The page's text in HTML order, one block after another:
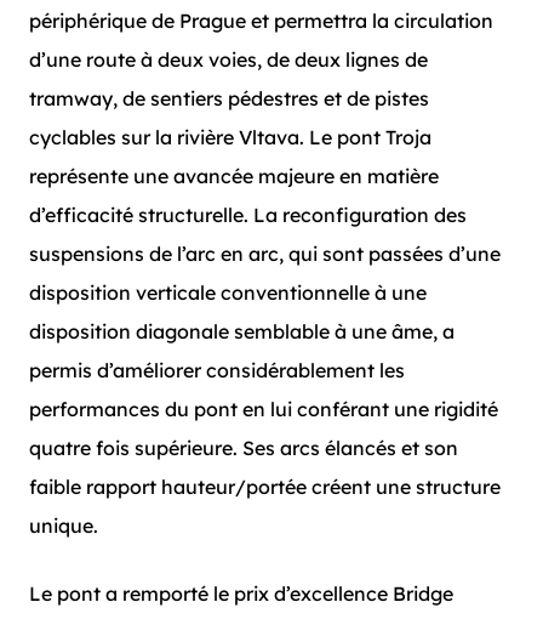
périphérique de Prague et permettra la circulation
d’une route à deux voies, de deux lignes de
tramway, de sentiers pédestres et de pistes
cyclables sur la rivière Vltava. Le pont Troja
représente une avancée majeure en matière
d’efficacité structurelle. La reconfiguration des
suspensions de l’arc en arc, qui sont passées d’une
disposition verticale conventionnelle à une
disposition diagonale semblable à une âme, a
permis d’améliorer considérablement les
performances du pont en lui conférant une rigidité
quatre fois supérieure. Ses arcs élancés et son
faible rapport hauteur/portée créent une structure
unique.
Le pont a remporté le prix d’excellence Bridge